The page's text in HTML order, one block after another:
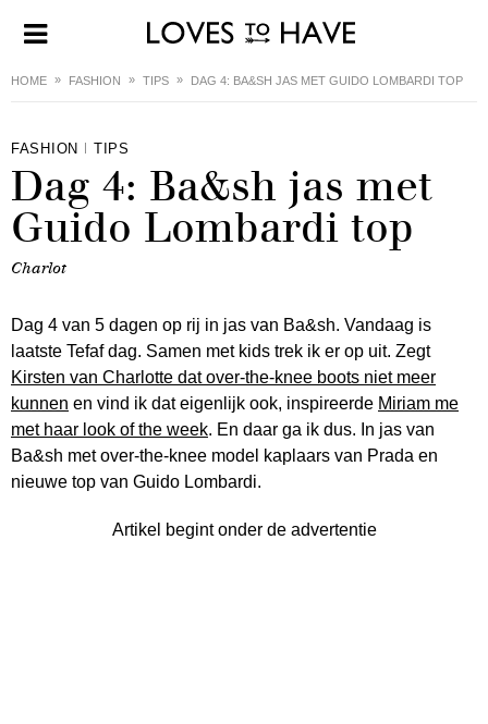
HOME FASHION TIPS DAG 4: BA&SH JAS MET GUIDO LOMBARDI TOP
FASHION TIPS
Dag 4: Ba&sh jas met
Guido Lombardi top
Charlot
Dag 4 van 5 dagen op rij in jas van Ba&sh. Vandaag is
laatste Tefaf dag. Samen met kids trek ik er op uit. Zegt
Kirsten van Charlotte dat over-the-knee boots niet meer
kunnen en vind ik dat eigenlijk ook, inspireerde Miriam me
met haar look of the week. En daar ga ik dus. In jas van
Ba&sh met over-the-knee model kaplaars van Prada en
nieuwe top van Guido Lombardi.
Artikel begint onder de advertentie